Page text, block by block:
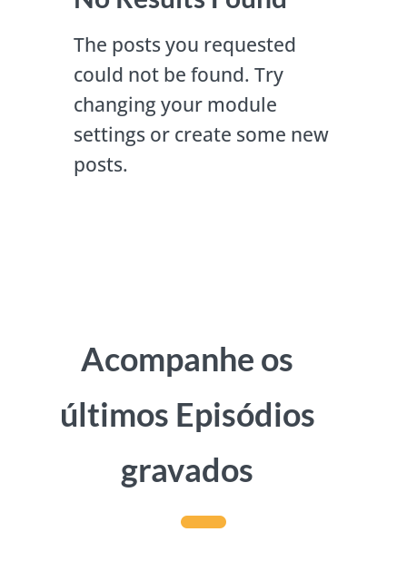
The posts you requested
could not be found. Try
changing your module
settings or create some new
posts.
Acompanhe os
últimos Episódios
gravados